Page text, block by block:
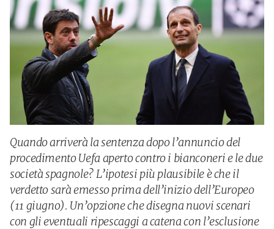
Quando arriverà la sentenza dopo l’annuncio del
procedimento Uefa aperto contro i bianconeri e le due
società spagnole? L’ipotesi più plausibile è che il
verdetto sarà emesso prima dell’inizio dell’Europeo
(11 giugno). Un’opzione che disegna nuovi scenari
con gli eventuali ripescaggi a catena con l’esclusione